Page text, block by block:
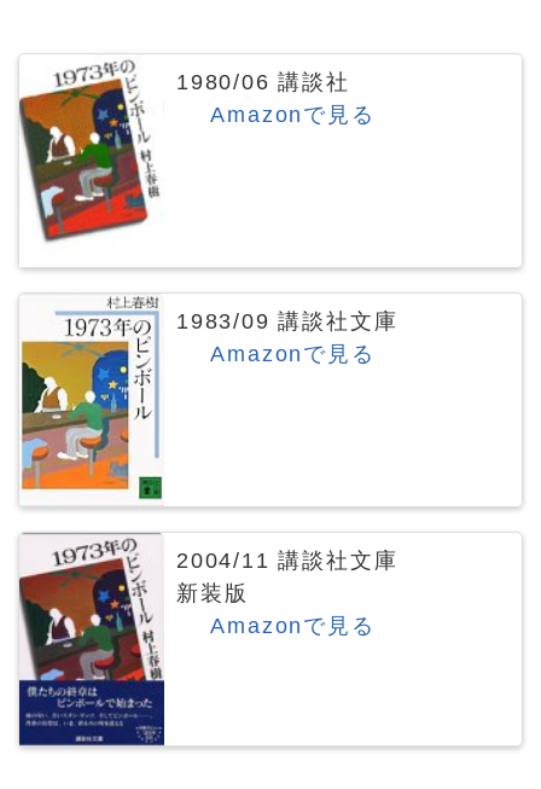
1980/06 講談社
Amazonで見る
1983/09 講談社文庫
Amazonで見る
2004/11 講談社文庫
新装版
Amazonで見る